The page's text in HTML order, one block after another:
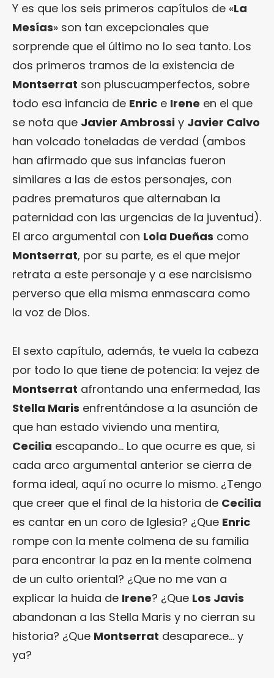
Y es que los seis primeros capítulos de «La
Mesías» son tan excepcionales que
sorprende que el último no lo sea tanto. Los
dos primeros tramos de la existencia de
Montserrat son pluscuamperfectos, sobre
todo esa infancia de Enric e Irene en el que
se nota que Javier Ambrossi y Javier Calvo
han volcado toneladas de verdad (ambos
han afirmado que sus infancias fueron
similares a las de estos personajes, con
padres prematuros que alternaban la
paternidad con las urgencias de la juventud).
El arco argumental con Lola Dueñas como
Montserrat, por su parte, es el que mejor
retrata a este personaje y a ese narcisismo
perverso que ella misma enmascara como
la voz de Dios.
El sexto capítulo, además, te vuela la cabeza
por todo lo que tiene de potencia: la vejez de
Montserrat afrontando una enfermedad, las
Stella Maris enfrentándose a la asunción de
que han estado viviendo una mentira,
Cecilia escapando… Lo que ocurre es que, si
cada arco argumental anterior se cierra de
forma ideal, aquí no ocurre lo mismo. ¿Tengo
que creer que el final de la historia de Cecilia
es cantar en un coro de Iglesia? ¿Que Enric
rompe con la mente colmena de su familia
para encontrar la paz en la mente colmena
de un culto oriental? ¿Que no me van a
explicar la huida de Irene? ¿Que Los Javis
abandonan a las Stella Maris y no cierran su
historia? ¿Que Montserrat desaparece… y
ya?